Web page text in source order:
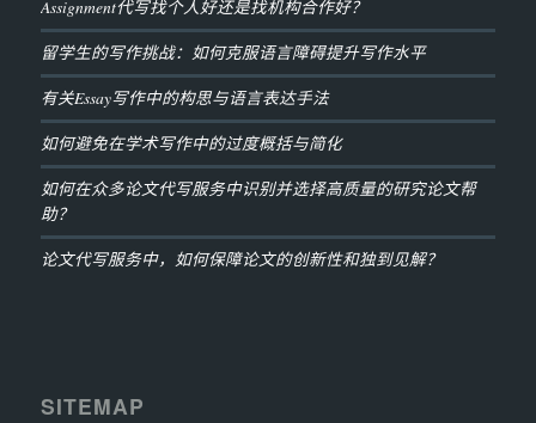
Assignment代写找个人好还是找机构合作好？
留学生的写作挑战：如何克服语言障碍提升写作水平
有关Essay写作中的构思与语言表达手法
如何避免在学术写作中的过度概括与简化
如何在众多论文代写服务中识别并选择高质量的研究论文帮
助？
论文代写服务中，如何保障论文的创新性和独到见解？
SITEMAP